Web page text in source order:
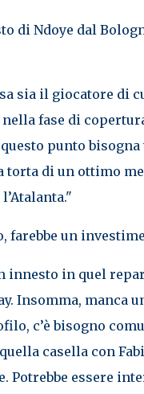
di Ndoye dal
sia il giocatore di
fase di
punto
di un ottimo
un
in quel
Insomma, manca
c’è bisogno
casella con
essere